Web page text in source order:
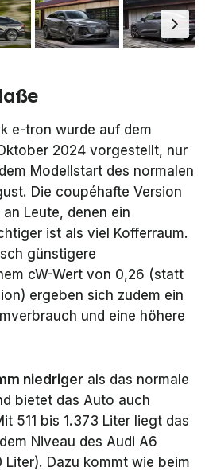
e-tron wurde auf dem
2024 vorgestellt, nur
Modellstart des normalen
Die coupéhafte Version
Leute, denen ein
ist als viel Kofferraum.
günstigere
cW-Wert von 0,26 (statt
ergeben sich zudem ein
und eine höhere
niedriger als das normale
bietet das Auto auch
511 bis 1.373 Liter liegt das
Niveau des Audi A6
Dazu kommt wie beim